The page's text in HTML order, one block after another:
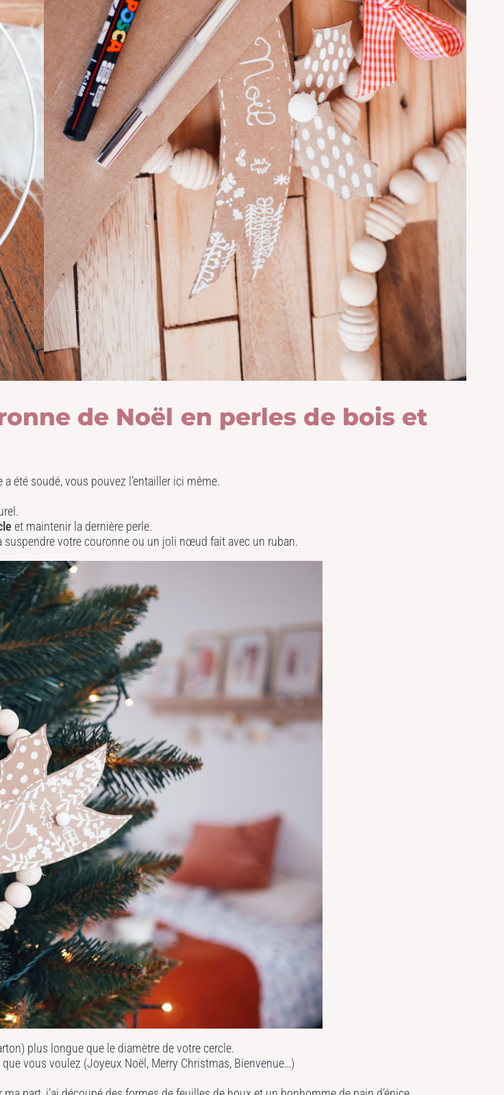
de Noël en perles de bois et
été soudé, vous pouvez l’entailler ici même.
et maintenir la dernière perle.
votre couronne ou un joli nœud fait avec un ruban.
plus longue que le diamètre de votre cercle.
vous voulez (Joyeux Noël, Merry Christmas, Bienvenue…)